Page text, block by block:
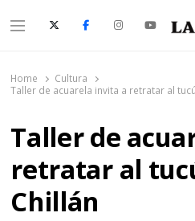
Menu
Home
Cultura
Taller de acuarela invita a retratar al
Taller de
retratar al
Chillán